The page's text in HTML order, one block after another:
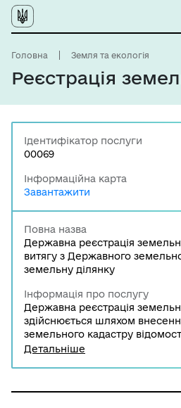
Головна Земля та екологія
Реєстрація
Ідентифікатор послуги
00069
Інформаційна карта
Завантажити
Повна назва
Державна реєстрація
витягу з Державного
земельну ділянку
Інформація про послугу
Державна реєстрація
здійснюється шляхом
земельного кадастру
земельної ділянки та
Детальніше